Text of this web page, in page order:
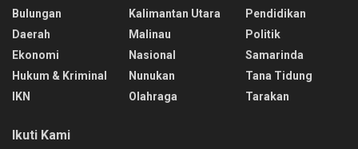
Bulungan
Daerah
Ekonomi
Hukum & Kriminal
IKN
Kalimantan Utara
Malinau
Nasional
Nunukan
Olahraga
Pendidikan
Politik
Samarinda
Tana Tidung
Tarakan
Ikuti Kami